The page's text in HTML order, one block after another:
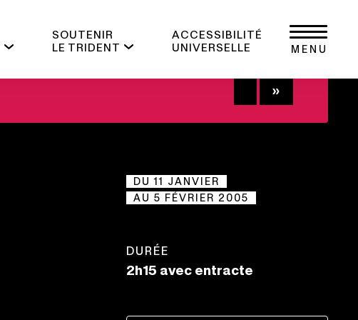
SOUTENIR
LE TRIDENT
ACCESSIBILITÉ
UNIVERSELLE
MENU
DU 11 JANVIER
AU 5 FÉVRIER 2005
DURÉE
2h15 avec entracte